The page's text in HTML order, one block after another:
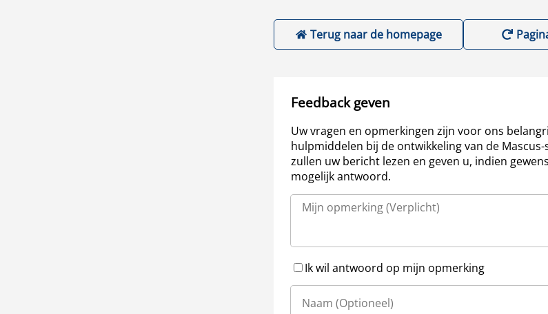
Terug naar de homepage
Feedback geven
Uw vragen en opmerkingen zijn voor ons
hulpmiddelen bij de ontwikkeling van de Mascus-
zullen uw bericht lezen en geven u, indien
mogelijk antwoord.
Ik wil antwoord op mijn opmerking